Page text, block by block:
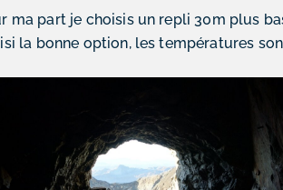
ma part je choisis un repli 30m plus
la bonne option, les températures